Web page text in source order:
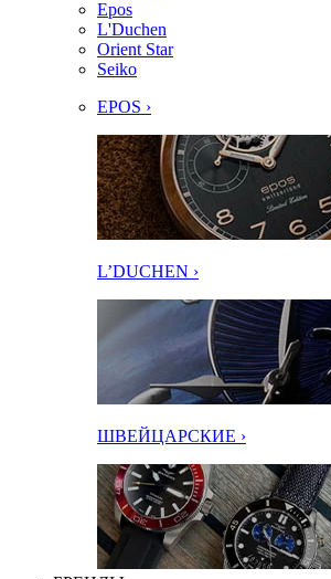
Epos
L'Duchen
Orient Star
Seiko
EPOS ›
L’DUCHEN ›
ШВЕЙЦАРСКИЕ ›